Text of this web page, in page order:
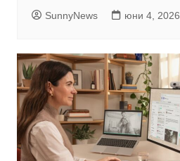
SunnyNews юни 4, 2026